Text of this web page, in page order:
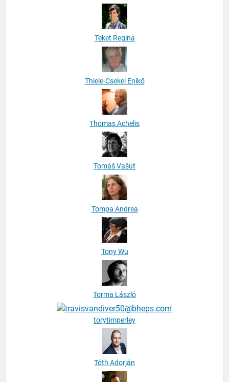
Teket Regina
Thiele-Csekei Enikő
Thomas Achelis
Tomáš Vašut
Tompa Andrea
Tony Wu
Torma László
Tóth Adorján